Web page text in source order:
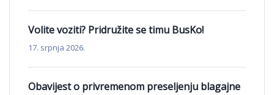
Volite voziti? Pridružite se timu BusKo!
17. srpnja 2026.
Obavijest o privremenom preseljenju blagajne